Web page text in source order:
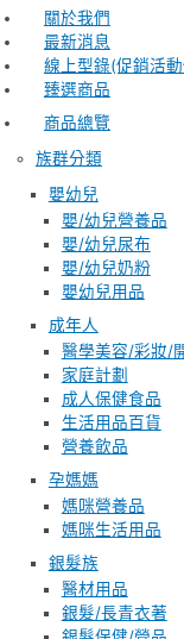
關於我們
最新消息
線上型錄(促銷活
臻選商品
商品總覽
族群分類
嬰幼兒
嬰/幼兒營養品
嬰/幼兒尿布
嬰/幼兒奶粉
嬰幼兒用品
成年人
醫學美容/彩妝/
家庭計劃
成人保健食品
生活用品百貨
營養飲品
孕媽媽
媽咪營養品
媽咪生活用品
銀髮族
醫材用品
銀髮/長青衣著